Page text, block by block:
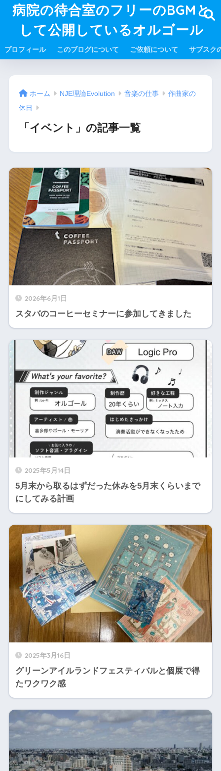
病院の待合室のフリーのBGMと
して公開しているオルゴール
プロフィール このブログについて ご依頼について サブスク
ホーム NJE理論Evolution 音楽の仕事
作曲家の
休日
「イベント」の記事一覧
2026年6月1日
スタバのコーヒーセミナーに参加してきました
2025年5月14日
5月末から取るはずだった休みを5月末くらいまで
にしてみる計画
2025年3月16日
グリーンアイルランドフェスティバルと個展で得
たワクワク感